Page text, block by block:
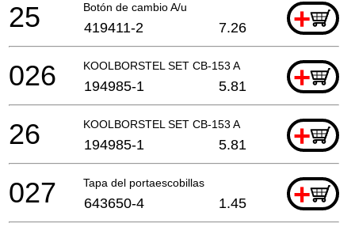
Botón de cambio A/u +
25 419411-2 7.26
KOOLBORSTEL SET CB-153 A +
026 194985-1 5.81
KOOLBORSTEL SET CB-153 A +
26 194985-1 5.81
Tapa del portaescobillas +
027 643650-4 1.45